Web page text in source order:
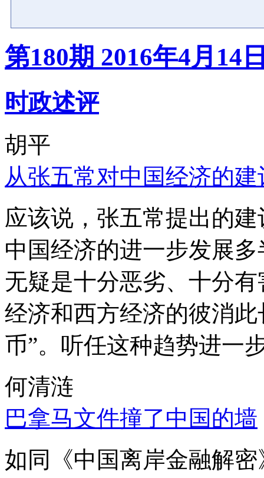
第180期 2016年4月14
时政述评
胡平
从张五常对中国经济的
应该说，张五常提出的
中国经济的进一步发展
无疑是十分恶劣、十分
经济和西方经济的彼消
币”。听任这种趋势进一
何清涟
巴拿马文件撞了中国的墙
如同《中国离岸金融解